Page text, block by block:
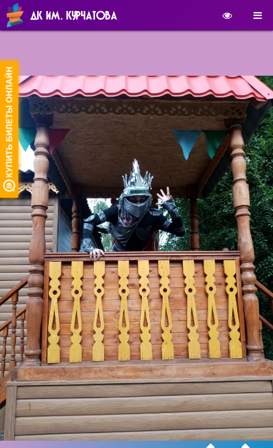
ДК ИМ. КУРЧАТОВА